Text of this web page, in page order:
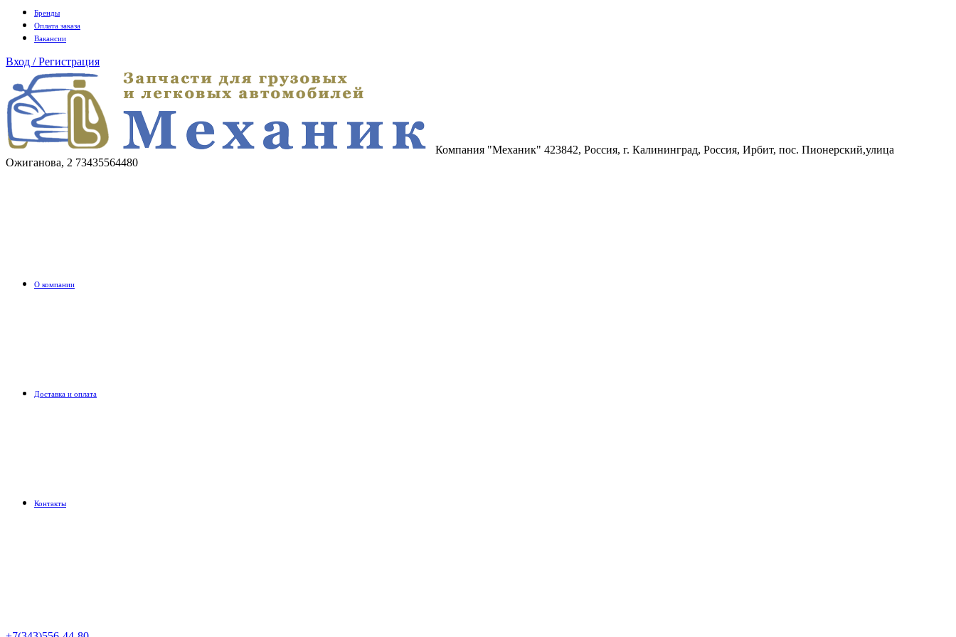
Бренды
Оплата заказа
Вакансии
Вход / Регистрация
Компания "Механик" 423842, Россия, г. Калининград, Россия, Ирбит, пос. Пионерский,улица
Ожиганова, 2 73435564480
О компании
Доставка и оплата
Контакты